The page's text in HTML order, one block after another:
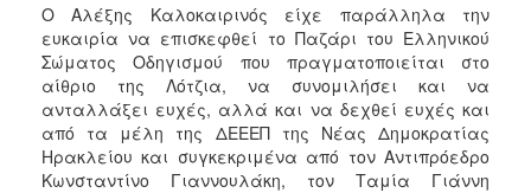
Ο Αλέξης Καλοκαιρινός είχε παράλληλα την
ευκαιρία να επισκεφθεί το Παζάρι του Ελληνικού
Σώματος Οδηγισμού που πραγματοποιείται στο
αίθριο της Λότζια, να συνομιλήσει και να
ανταλλάξει ευχές, αλλά και να δεχθεί ευχές και
από τα μέλη της ΔΕΕΕΠ της Νέας Δημοκρατίας
Ηρακλείου και συγκεκριμένα από τον Αντιπρόεδρο
Κωνσταντίνο Γιαννουλάκη, τον Ταμία Γιάννη